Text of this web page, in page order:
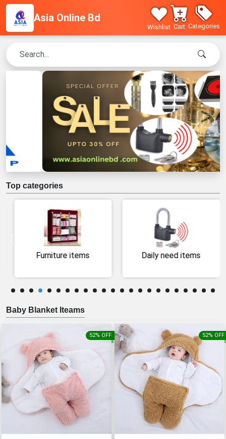
Asia Online Bd
Wishlist Cart Categories
Top categories
Daily need items Self defense product
Baby Blanket Iteams
52% OFF 52% OFF